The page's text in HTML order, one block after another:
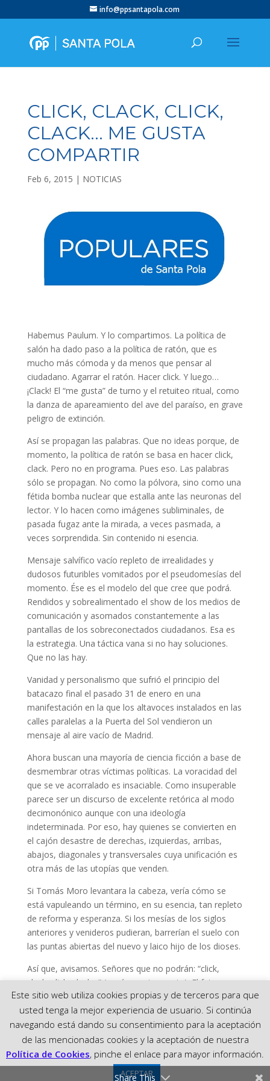
info@ppsantapola.com
CLICK, CLACK, CLICK,
CLACK… ME GUSTA
COMPARTIR
Feb 6, 2015 | NOTICIAS
Habemus Paulum. Y lo compartimos. La política de
salón ha dado paso a la política de ratón, que es
mucho más cómoda y da menos que pensar al
ciudadano. Agarrar el ratón. Hacer click. Y luego…
¡Clack! El “me gusta” de turno y el retuiteo ritual, como
la danza de apareamiento del ave del paraíso, en grave
peligro de extinción.
Así se propagan las palabras. Que no ideas porque, de
momento, la política de ratón se basa en hacer click,
clack. Pero no en programa. Pues eso. Las palabras
sólo se propagan. No como la pólvora, sino como una
fétida bomba nuclear que estalla ante las neuronas del
lector. Y lo hacen como imágenes subliminales, de
pasada fugaz ante la mirada, a veces pasmada, a
veces sorprendida. Sin contenido ni esencia.
Mensaje salvífico vacío repleto de irrealidades y
dudosos futuribles vomitados por el pseudomesías del
momento. Ése es el modelo del que cree que podrá.
Rendidos y sobrealimentado el show de los medios de
comunicación y asomados constantemente a las
pantallas de los sobreconectados ciudadanos. Esa es
la estrategia. Una táctica vana si no hay soluciones.
Que no las hay.
Vanidad y personalismo que sufrió el principio del
batacazo final el pasado 31 de enero en una
manifestación en la que los altavoces instalados en las
calles paralelas a la Puerta del Sol vendieron un
mensaje al aire vacío de Madrid.
Ahora buscan una mayoría de ciencia ficción a base de
desmembrar otras víctimas políticas. La voracidad del
que se ve acorralado es insaciable. Como insuperable
parece ser un discurso de excelente retórica al modo
decimonónico aunque con una ideología
indeterminada. Por eso, hay quienes se convierten en
el cajón desastre de derechas, izquierdas, arribas,
abajos, diagonales y transversales cuya unificación es
otra más de las utopías que venden.
Si Tomás Moro levantara la cabeza, vería cómo se
está vapuleando un término, en su esencia, tan repleto
de reforma y esperanza. Si los mesías de los siglos
anteriores y venideros pudieran, barrerían el suelo con
las puntas abiertas del nuevo y laico hijo de los dioses.
Así que, avisamos. Señores que no podrán: “click,
clack, click, clack…” (y así sucesivamente). El futuro no
se construye sobre las bases de la nada, por mucho
que crean que las redes sociales sean todopoderosas.
© 2023 PARTIDO POPULAR DE SANTA POLA
Este sitio web utiliza cookies propias y de terceros para que
usted tenga la mejor experiencia de usuario. Si continúa
navegando está dando su consentimiento para la aceptación
de las mencionadas cookies y la aceptación de nuestra
Política de Cookies, pinche el enlace para mayor información.
ACEPTAR
Share This